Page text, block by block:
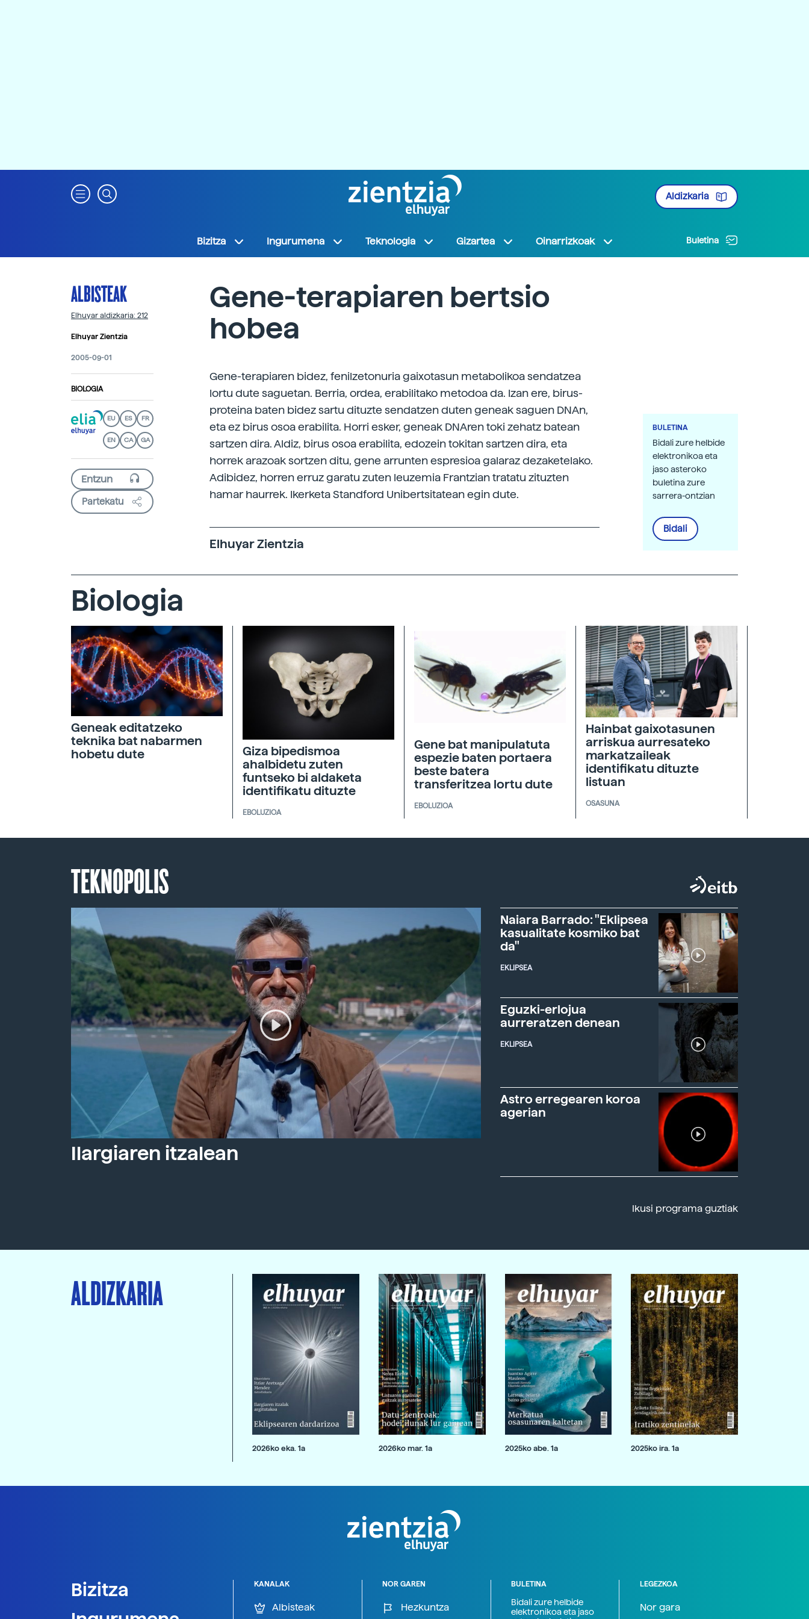
Aldizkaria
Bizitza Ingurumena Teknologia Gizartea Oinarrizkoak Buletina
ALBISTEAK
Elhuyar aldizkaria: 212
Elhuyar Zientzia
2005-09-01
BIOLOGIA
EU ES FR
EN CA GA
Partekatu
Gene-terapiaren bertsio
hobea
Gene-terapiaren bidez, fenilzetonuria gaixotasun metabolikoa sendatzea
lortu dute saguetan. Berria, ordea, erabilitako metodoa da. Izan ere, birus-
proteina baten bidez sartu dituzte sendatzen duten geneak saguen DNAn,
eta ez birus osoa erabilita. Horri esker, geneak DNAren toki zehatz batean
sartzen dira. Aldiz, birus osoa erabilita, edozein tokitan sartzen dira, eta
horrek arazoak sortzen ditu, gene arrunten espresioa galaraz dezaketelako.
Adibidez, horren erruz garatu zuten leuzemia Frantzian tratatu zituzten
hamar haurrek. Ikerketa Standford Unibertsitatean egin dute.
Elhuyar Zientzia
BULETINA
Bidali zure helbide
elektronikoa eta
jaso asteroko
buletina zure
sarrera-ontzian
Bidali
Biologia
Geneak editatzeko
teknika bat nabarmen
hobetu dute
Giza bipedismoa
ahalbidetu zuten
funtseko bi aldaketa
identifikatu dituzte
EBOLUZIOA
Gene bat manipulatuta
espezie baten portaera
beste batera
transferitzea lortu dute
EBOLUZIOA
Hainbat gaixotasunen
arriskua aurresateko
markatzaileak
identifikatu dituzte
listuan
OSASUNA
TEKNOPOLIS
Ilargiaren itzalean
Naiara Barrado: "Eklipsea
kasualitate kosmiko bat
da"
EKLIPSEA
Eguzki-erlojua
aurreratzen denean
EKLIPSEA
Astro erregearen koroa
agerian
Ikusi programa guztiak
ALDIZKARIA
2026ko eka. 1a 2026ko mar. 1a 2025ko abe. 1a 2025ko ira. 1a
Bizitza
KANALAK
Albisteak
NOR GAREN
Hezkuntza
BULETINA
Bidali zure helbide
elektronikoa eta jaso
LEGEZKOA
Nor gara